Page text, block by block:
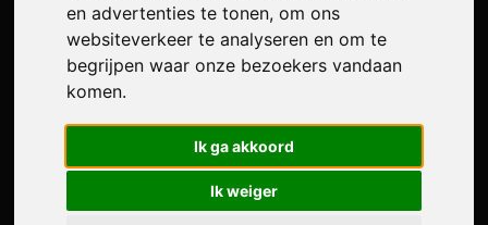
en advertenties te tonen, om ons
websiteverkeer te analyseren en om te
begrijpen waar onze bezoekers vandaan
komen.
Ik ga akkoord
Ik weiger